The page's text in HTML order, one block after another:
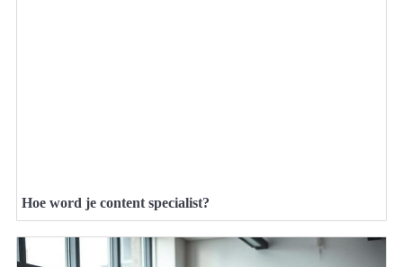
Hoe word je content specialist?